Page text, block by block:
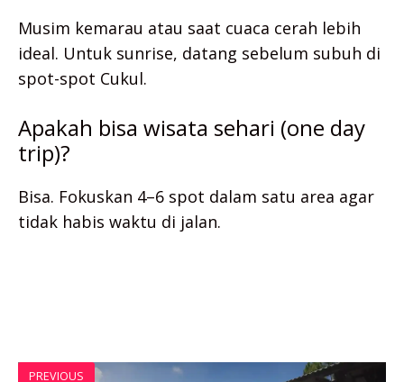
Musim kemarau atau saat cuaca cerah lebih
ideal. Untuk sunrise, datang sebelum subuh di
spot-spot Cukul.
Apakah bisa wisata sehari (one day
trip)?
Bisa. Fokuskan 4–6 spot dalam satu area agar
tidak habis waktu di jalan.
PREVIOUS